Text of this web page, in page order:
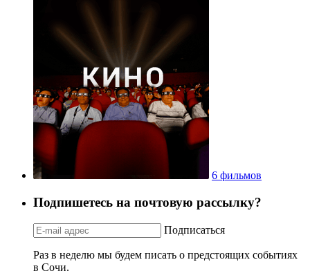
6 фильмов
Подпишетесь на почтовую рассылку?
Подписаться
Раз в неделю мы будем писать о предстоящих событиях
в Сочи.